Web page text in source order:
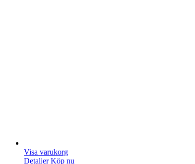
Visa varukorg
Detaljer Köp nu